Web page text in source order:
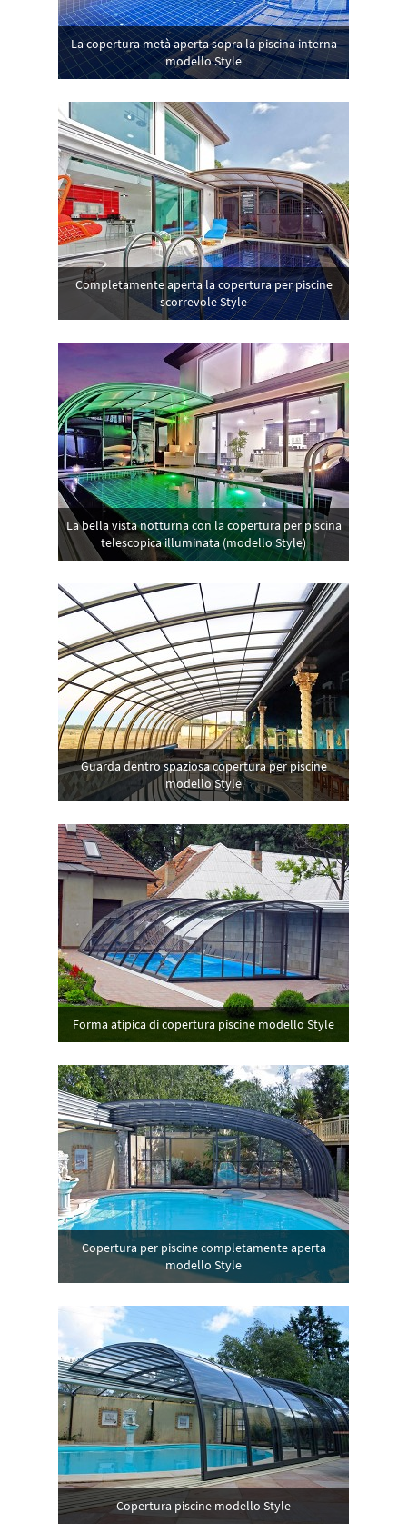
La copertura metà aperta sopra la piscina interna
modello Style
Completamente aperta la copertura per piscine
scorrevole Style
La bella vista notturna con la copertura per piscina
telescopica illuminata (modello Style)
Guarda dentro spaziosa copertura per piscine
modello Style
Forma atipica di copertura piscine modello Style
Copertura per piscine completamente aperta
modello Style
Copertura piscine modello Style